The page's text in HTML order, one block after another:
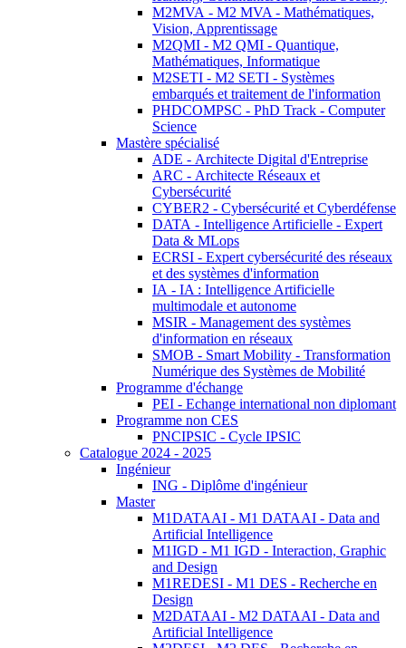
M2MVA - M2 MVA - Mathématiques,
Vision, Apprentissage
M2QMI - M2 QMI - Quantique,
Mathématiques, Informatique
M2SETI - M2 SETI - Systèmes
embarqués et traitement de l'information
PHDCOMPSC - PhD Track - Computer
Science
Mastère spécialisé
ADE - Architecte Digital d'Entreprise
ARC - Architecte Réseaux et
Cybersécurité
CYBER2 - Cybersécurité et Cyberdéfense
DATA - Intelligence Artificielle - Expert
Data & MLops
ECRSI - Expert cybersécurité des réseaux
et des systèmes d'information
IA - IA : Intelligence Artificielle
multimodale et autonome
MSIR - Management des systèmes
d'information en réseaux
SMOB - Smart Mobility - Transformation
Numérique des Systèmes de Mobilité
Programme d'échange
PEI - Echange international non diplomant
Programme non CES
PNCIPSIC - Cycle IPSIC
Catalogue 2024 - 2025
Ingénieur
ING - Diplôme d'ingénieur
Master
M1DATAAI - M1 DATAAI - Data and
Artificial Intelligence
M1IGD - M1 IGD - Interaction, Graphic
and Design
M1REDESI - M1 DES - Recherche en
Design
M2DATAAI - M2 DATAAI - Data and
Artificial Intelligence